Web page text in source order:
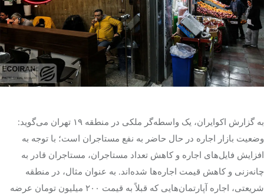
تک کده
پایگاه خبری آبان
خرید موتور ایمپلنت
به گزارش اکوایران، یک واسطه‌گر ملکی در منطقه ۱۹ تهران می‌گوید:
وضعیت بازار اجاره در حال حاضر به نفع مستاجران است؛ با توجه به
افزایش فایل‌های اجاره و کاهش تعداد مستاجران، مستاجران قادر به
چانه‌زنی و کاهش قیمت اجاره‌ها شده‌اند. به عنوان مثال، در منطقه
شریعتی، اجاره آپارتمان‌هایی که قبلاً به قیمت ۲۰۰ میلیون تومان عرضه